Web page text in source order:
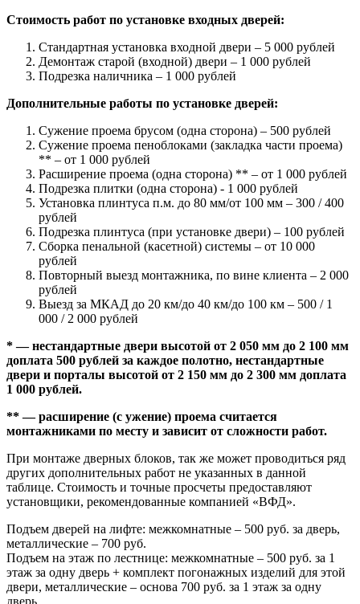
Стоимость работ по установке входных дверей:
Стандартная установка входной двери – 5 000 рублей
Демонтаж старой (входной) двери – 1 000 рублей
Подрезка наличника – 1 000 рублей
Дополнительные работы по установке дверей:
Сужение проема брусом (одна сторона) – 500 рублей
Сужение проема пеноблоками (закладка части проема)
** – от 1 000 рублей
Расширение проема (одна сторона) ** – от 1 000 рублей
Подрезка плитки (одна сторона) - 1 000 рублей
Установка плинтуса п.м. до 80 мм/от 100 мм – 300 / 400
рублей
Подрезка плинтуса (при установке двери) – 100 рублей
Сборка пенальной (касетной) системы – от 10 000
рублей
Повторный выезд монтажника, по вине клиента – 2 000
рублей
Выезд за МКАД до 20 км/до 40 км/до 100 км – 500 / 1
000 / 2 000 рублей
* — нестандартные двери высотой от 2 050 мм до 2 100 мм
доплата 500 рублей за каждое полотно, нестандартные
двери и порталы высотой от 2 150 мм до 2 300 мм доплата
1 000 рублей.
** — расширение (с ужение) проема считается
монтажниками по месту и зависит от сложности работ.
При монтаже дверных блоков, так же может проводиться ряд
других дополнительных работ не указанных в данной
таблице. Стоимость и точные просчеты предоставляют
установщики, рекомендованные компанией «ВФД».
Подъем дверей на лифте: межкомнатные – 500 руб. за дверь,
металлические – 700 руб.
Подъем на этаж по лестнице: межкомнатные – 500 руб. за 1
этаж за одну дверь + комплект погонажных изделий для этой
двери, металлические – основа 700 руб. за 1 этаж за одну
дверь